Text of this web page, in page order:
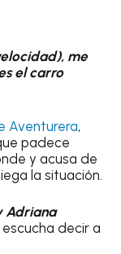
me
el carro
Aventurera,
padece
y acusa de
la situación.
Adriana
escucha decir a